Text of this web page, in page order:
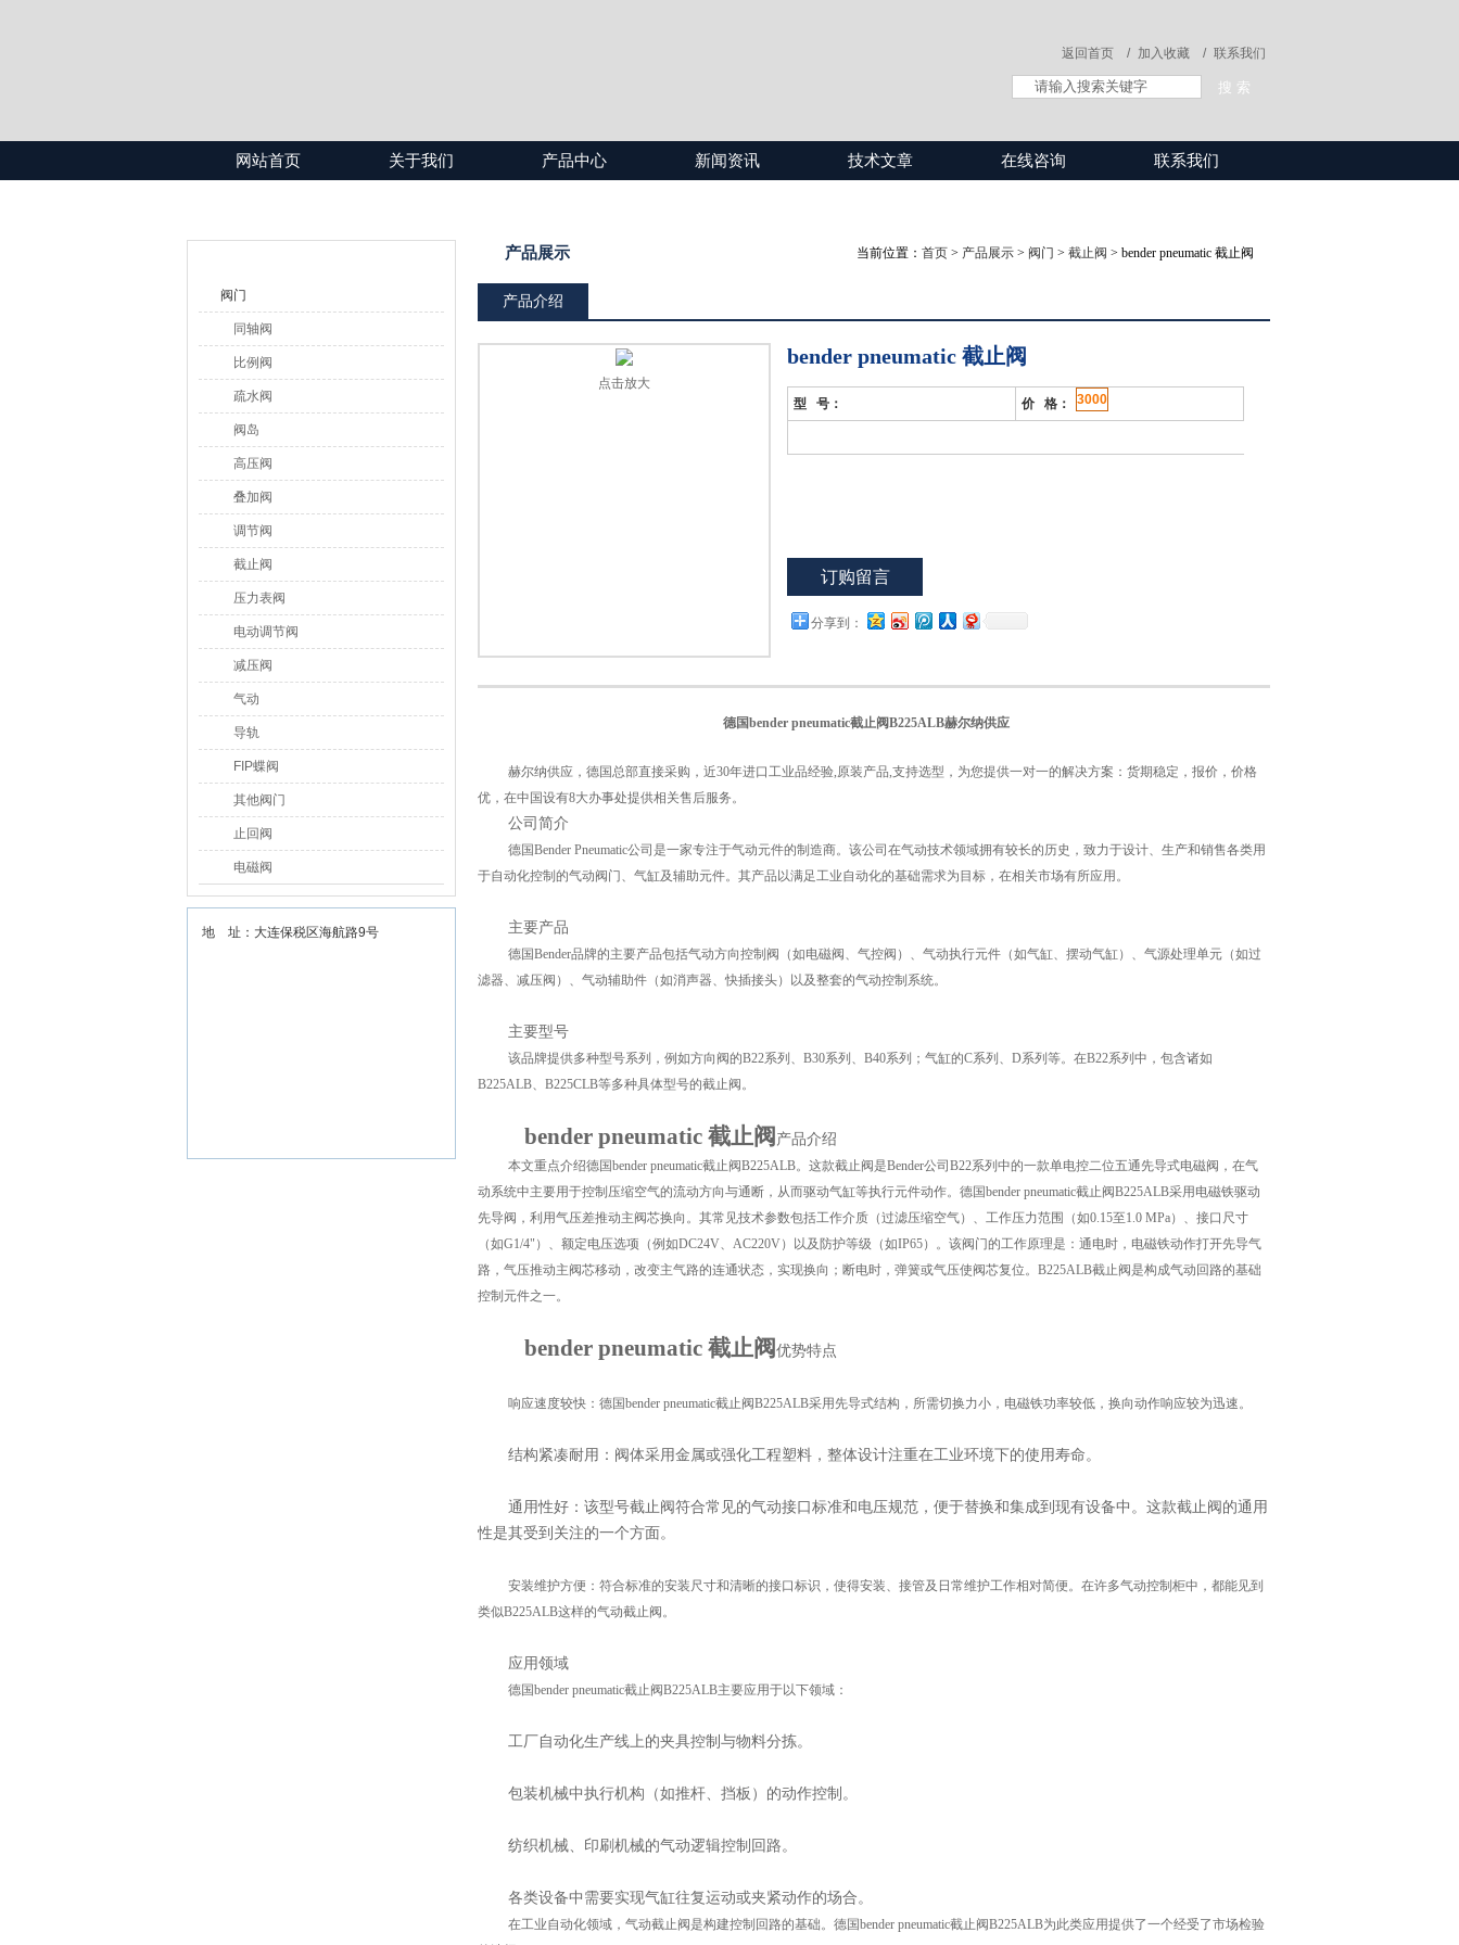
赫尔纳贸易（大连）有限公司
联系我们
加入收藏 /
返回首页 /
网站首页 关于我们 产品中心 新闻资讯 技术文章 在线咨询 联系我们
阀门
同轴阀
比例阀
疏水阀
阀岛
高压阀
叠加阀
调节阀
截止阀
压力表阀
电动调节阀
减压阀
气动
导轨
FIP蝶阀
其他阀门
止回阀
电磁阀
地 址：大连保税区海航路9号
产品展示 当前位置： 首页 > 产品展示 > 阀门 > 截止阀 > bender pneumatic 截止阀
产品介绍
点击放大
bender pneumatic 截止阀
型 号： 价 格： 3000
订购留言
分享到：
德国bender pneumatic截止阀B225ALB赫尔纳供应
赫尔纳供应，德国总部直接采购，近30年进口工业品经验,原装产品,支持选型，为您提供一对一的解决方案：货期稳定，报价，价格
优，在中国设有8大办事处提供相关售后服务。
公司简介
德国Bender Pneumatic公司是一家专注于气动元件的制造商。该公司在气动技术领域拥有较长的历史，致力于设计、生产和销售各类用
于自动化控制的气动阀门、气缸及辅助元件。其产品以满足工业自动化的基础需求为目标，在相关市场有所应用。
主要产品
德国Bender品牌的主要产品包括气动方向控制阀（如电磁阀、气控阀）、气动执行元件（如气缸、摆动气缸）、气源处理单元（如过
滤器、减压阀）、气动辅助件（如消声器、快插接头）以及整套的气动控制系统。
主要型号
该品牌提供多种型号系列，例如方向阀的B22系列、B30系列、B40系列；气缸的C系列、D系列等。在B22系列中，包含诸如
B225ALB、B225CLB等多种具体型号的截止阀。
bender pneumatic 截止阀 产品介绍
本文重点介绍德国bender pneumatic截止阀B225ALB。这款截止阀是Bender公司B22系列中的一款单电控二位五通先导式电磁阀，在气
动系统中主要用于控制压缩空气的流动方向与通断，从而驱动气缸等执行元件动作。德国bender pneumatic截止阀B225ALB采用电磁铁驱动
先导阀，利用气压差推动主阀芯换向。其常见技术参数包括工作介质（过滤压缩空气）、工作压力范围（如0.15至1.0 MPa）、接口尺寸
（如G1/4"）、额定电压选项（例如DC24V、AC220V）以及防护等级（如IP65）。该阀门的工作原理是：通电时，电磁铁动作打开先导气
路，气压推动主阀芯移动，改变主气路的连通状态，实现换向；断电时，弹簧或气压使阀芯复位。B225ALB截止阀是构成气动回路的基础
控制元件之一。
bender pneumatic 截止阀 优势特点
响应速度较快：德国bender pneumatic截止阀B225ALB采用先导式结构，所需切换力小，电磁铁功率较低，换向动作响应较为迅速。
结构紧凑耐用：阀体采用金属或强化工程塑料，整体设计注重在工业环境下的使用寿命。
通用性好：该型号截止阀符合常见的气动接口标准和电压规范，便于替换和集成到现有设备中。这款截止阀的通用
性是其受到关注的一个方面。
安装维护方便：符合标准的安装尺寸和清晰的接口标识，使得安装、接管及日常维护工作相对简便。在许多气动控制柜中，都能见到
类似B225ALB这样的气动截止阀。
应用领域
德国bender pneumatic截止阀B225ALB主要应用于以下领域：
工厂自动化生产线上的夹具控制与物料分拣。
包装机械中执行机构（如推杆、挡板）的动作控制。
纺织机械、印刷机械的气动逻辑控制回路。
各类设备中需要实现气缸往复运动或夹紧动作的场合。
在工业自动化领域，气动截止阀是构建控制回路的基础。德国bender pneumatic截止阀B225ALB为此类应用提供了一个经受了市场检验